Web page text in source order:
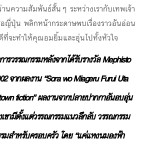
ความสัมพันธ์สั้นๆ ระหว่างเรากับเทพเจ้า
อญี่ปุ่น พลิกหน้ากระดาษพบเรื่องราวอันอ่อน
ที่จะทำให้คุณอมยิ้มและอุ่นไปทั้งหัวใจ
ารวรรณกรรมหลังจากได้รับรางวัล Mephisto
จากผลงาน “Sora wo Miageru Furui Uta
fiction” ผลงานจากปลายปากกาอันอบอุ่น
ขามีตั้งแต่วรรณกรรมแนวลึกลับ วรรณกรรม
มสำหรับครอบครัว โดย “แค่แหงนมองฟ้า